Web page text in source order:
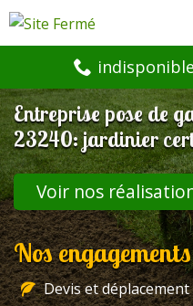
indisponible
Entreprise pose de
23240: jardinier
Voir nos
Nos engagements
Devis et